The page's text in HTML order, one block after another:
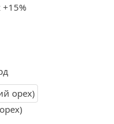
+15%